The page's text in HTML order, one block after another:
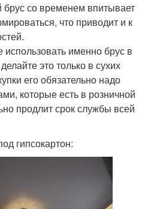
со временем впитывает
что приводит и к
именно брус в
это только в сухих
его обязательно надо
которые есть в розничной
продлит срок службы всей
гипсокартон: